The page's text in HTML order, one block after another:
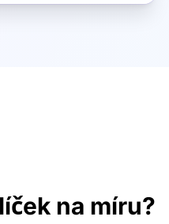
na míru?